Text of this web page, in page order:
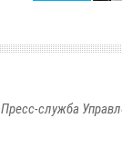
Пресс-служба